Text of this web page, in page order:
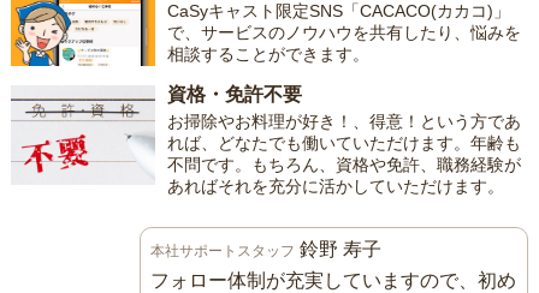
CaSyキャスト限定SNS「CACACO(カカコ)」
で、サービスのノウハウを共有したり、悩みを
相談することができます。
資格・免許不要
お掃除やお料理が好き！、得意！という方であ
れば、どなたでも働いていただけます。年齢も
不問です。もちろん、資格や免許、職務経験が
あればそれを充分に活かしていただけます。
本社サポートスタッフ 鈴野 寿子
フォロー体制が充実していますので、初め